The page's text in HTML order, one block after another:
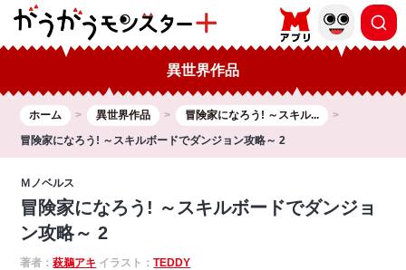
異世界作品
ホーム 異世界作品
冒険家になろう! ～スキル...
冒険家になろう! ～スキルボードでダンジョン攻略～ 2
Ｍノベルス
冒険家になろう! ～スキルボードでダンジョ
ン攻略～ 2
著者：萩鵜アキ イラスト：TEDDY